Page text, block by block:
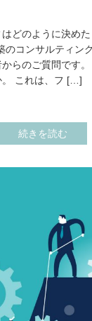
どのように決め
のコンサルティン
らのご質問です
。 これは、フ […]
続きを読む